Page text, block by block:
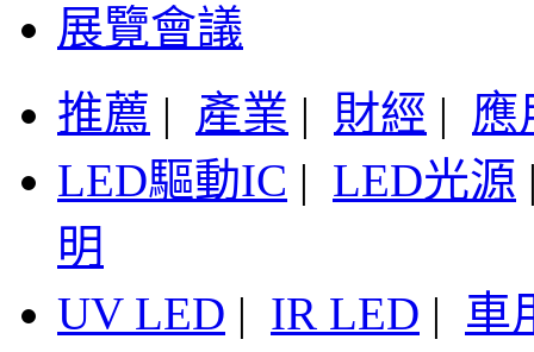
展覽會議
推薦 | 產業 | 財經 | 應
LED驅動IC | LED光源
明
UV LED | IR LED | 車